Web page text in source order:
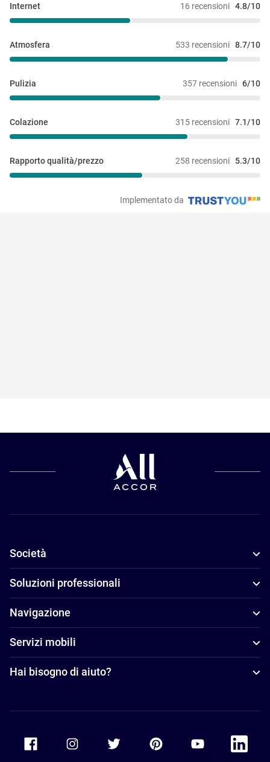
16 recensioni 4.8/10
Internet
533 recensioni 8.7/10
Atmosfera
357 recensioni 6/10
Pulizia
315 recensioni 7.1/10
Colazione
258 recensioni 5.3/10
Rapporto qualità/prezzo
Implementato da
Società
Soluzioni professionali
Navigazione
Servizi mobili
Hai bisogno di aiuto?
Accor Facebook Accor TwitterAccor PinterestAccor Youtube
Accor